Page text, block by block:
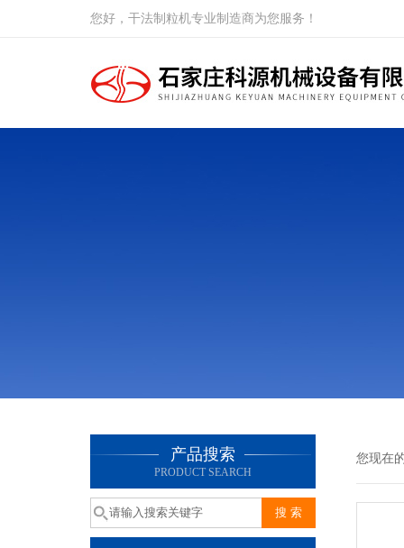
您好，干法制粒机专业制造商为您服务！
产品搜索
PRODUCT SEARCH
您现在